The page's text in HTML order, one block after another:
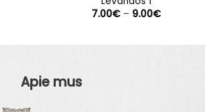
7.00€ – 9.00€Price
Apie mus